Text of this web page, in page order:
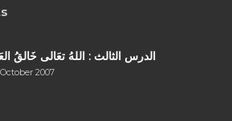
الدرس الثالث : اللهُ تعَالى خَالقُ
2007